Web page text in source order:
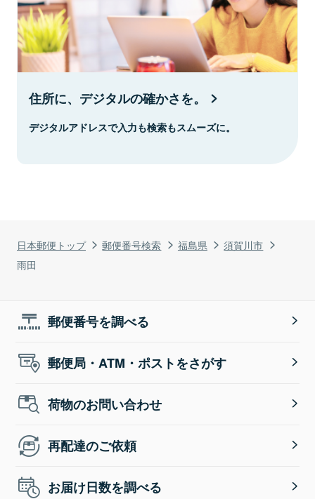
日本郵便トップ 郵便番号検索 福島県
須賀川市
雨田
住所に、デジタルの確かさを。
デジタルアドレスで入力も検索もスムーズに。
郵便番号を調べる
郵便局・ATM・ポストをさがす
荷物のお問い合わせ
再配達のご依頼
お届け日数を調べる